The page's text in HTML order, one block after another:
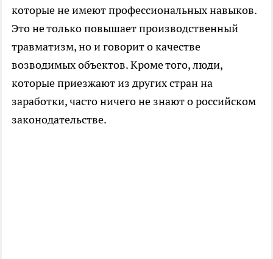
которые не имеют профессиональных навыков.
Это не только повышает производственный
травматизм, но и говорит о качестве
возводимых объектов. Кроме того, люди,
которые приезжают из других стран на
заработки, часто ничего не знают о российском
законодательстве.